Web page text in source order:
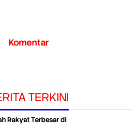
Komentar
TERKINI
Rakyat Terbesar di